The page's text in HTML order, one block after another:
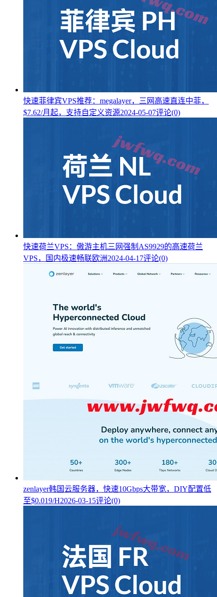
快速菲律宾VPS推荐：megalayer，三网高速直连中菲，
$7.62/月起，支持自定义资源2024-05-07评论(0)
快速荷兰VPS：傲游主机三网强制AS9929的高速荷兰
VPS，国内极速畅联欧洲2024-04-17评论(0)
zenlayer韩国云服务器，快速10Gbps大带宽，DIY配置低
至$0.019/H2026-03-15评论(0)